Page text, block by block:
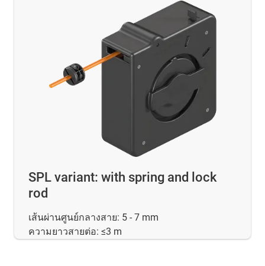
SPL variant: with spring and lock
rod
เส้นผ่านศูนย์กลางสาย: 5 - 7 mm
ความยาวสายต่อ: ≤3 m